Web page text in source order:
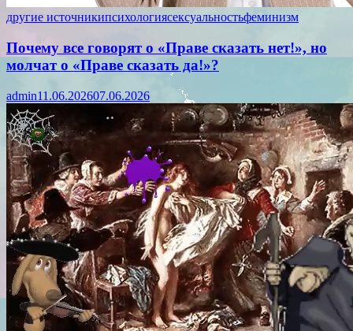
другие источникипсихологиясексуальностьфеминизм
Почему все говорят о «Праве сказать нет!», но
молчат о «Праве сказать да!»?
admin11.06.202607.06.2026